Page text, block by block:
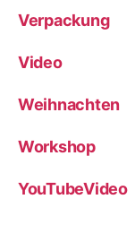
Verpackung
Video
Weihnachten
Workshop
YouTubeVideo